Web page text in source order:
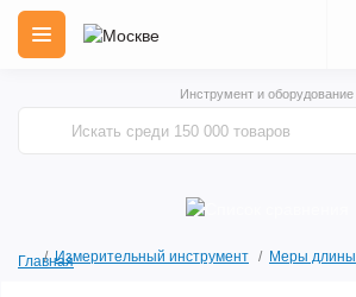
Инструмент и оборудование
ГлавнаяИзмерительный инструмент Меры длины